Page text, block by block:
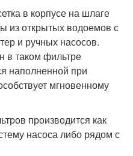
в корпусе на шлаге
из открытых водоемов с
и ручных насосов.
в таком фильтре
наполненной при
мгновенному
производится как
насоса либо рядом с